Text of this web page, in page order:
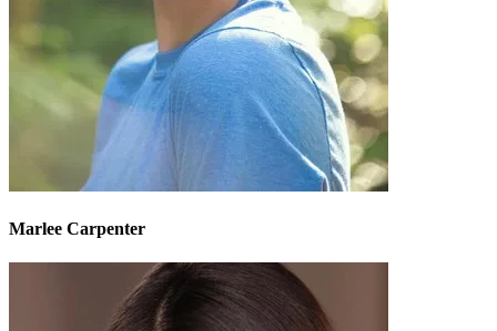
Marlee Carpenter